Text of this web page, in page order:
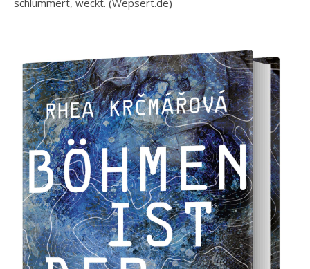
schlummert, weckt. (Wepsert.de)